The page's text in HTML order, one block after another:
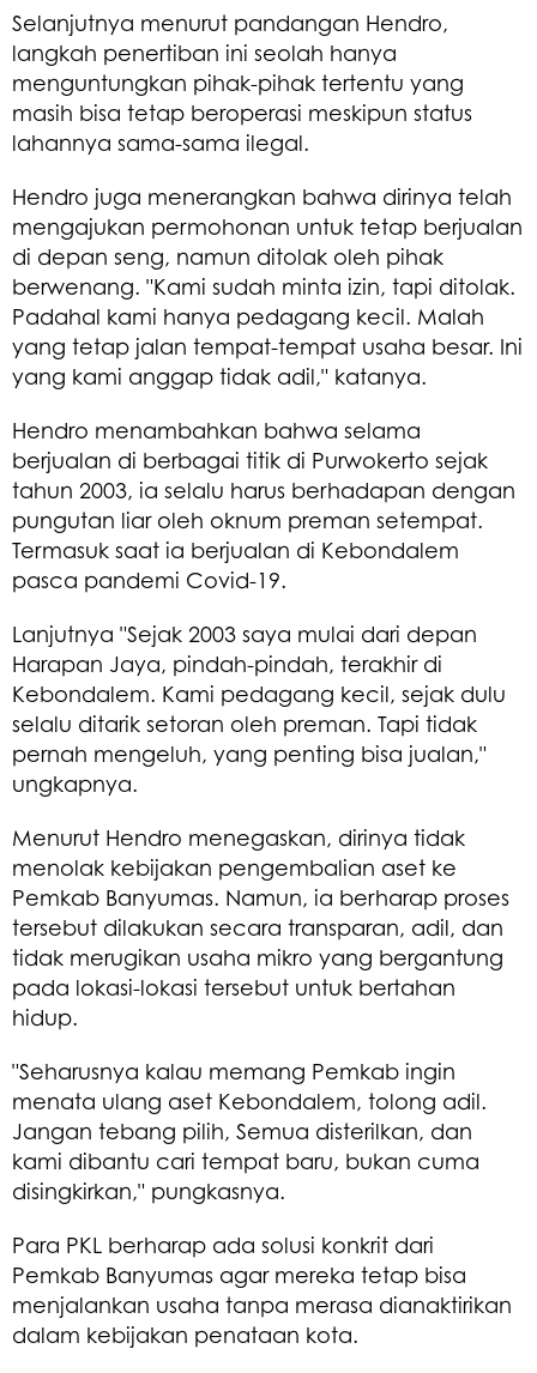
Selanjutnya menurut pandangan Hendro,
langkah penertiban ini seolah hanya
menguntungkan pihak-pihak tertentu yang
masih bisa tetap beroperasi meskipun status
lahannya sama-sama ilegal.
Hendro juga menerangkan bahwa dirinya telah
mengajukan permohonan untuk tetap berjualan
di depan seng, namun ditolak oleh pihak
berwenang. "Kami sudah minta izin, tapi ditolak.
Padahal kami hanya pedagang kecil. Malah
yang tetap jalan tempat-tempat usaha besar. Ini
yang kami anggap tidak adil," katanya.
Hendro menambahkan bahwa selama
berjualan di berbagai titik di Purwokerto sejak
tahun 2003, ia selalu harus berhadapan dengan
pungutan liar oleh oknum preman setempat.
Termasuk saat ia berjualan di Kebondalem
pasca pandemi Covid-19.
Lanjutnya "Sejak 2003 saya mulai dari depan
Harapan Jaya, pindah-pindah, terakhir di
Kebondalem. Kami pedagang kecil, sejak dulu
selalu ditarik setoran oleh preman. Tapi tidak
pernah mengeluh, yang penting bisa jualan,"
ungkapnya.
Menurut Hendro menegaskan, dirinya tidak
menolak kebijakan pengembalian aset ke
Pemkab Banyumas. Namun, ia berharap proses
tersebut dilakukan secara transparan, adil, dan
tidak merugikan usaha mikro yang bergantung
pada lokasi-lokasi tersebut untuk bertahan
hidup.
"Seharusnya kalau memang Pemkab ingin
menata ulang aset Kebondalem, tolong adil.
Jangan tebang pilih, Semua disterilkan, dan
kami dibantu cari tempat baru, bukan cuma
disingkirkan," pungkasnya.
Para PKL berharap ada solusi konkrit dari
Pemkab Banyumas agar mereka tetap bisa
menjalankan usaha tanpa merasa dianaktirikan
dalam kebijakan penataan kota.